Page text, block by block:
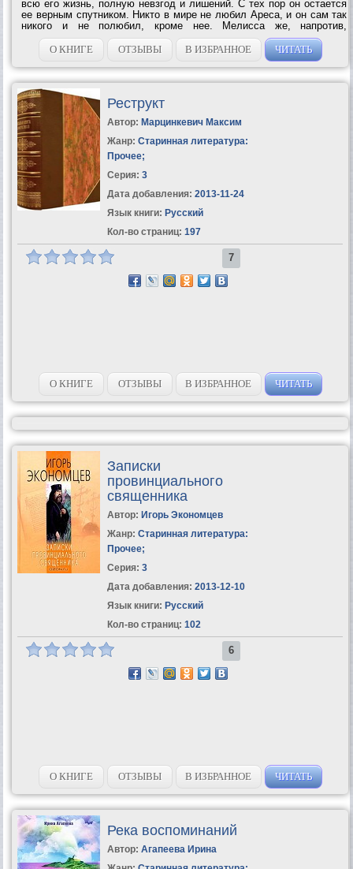
всю его жизнь, полную невзгод и лишений. С тех пор он остается
ее верным спутником. Никто в мире не любил Ареса, и он сам так
никого и не полюбил, кроме нее. Мелисса же, напротив,
стремиться помочь всем, она не может посвятить свою жизнь
только одному человеку....
О КНИГЕ ОТЗЫВЫ В ИЗБРАННОЕ ЧИТАТЬ
Реструкт
Автор: Марцинкевич Максим
Жанр: Старинная литература:
Прочее;
Серия: 3
Дата добавления: 2013-11-24
Язык книги: Русский
Кол-во страниц: 197
7
О КНИГЕ ОТЗЫВЫ В ИЗБРАННОЕ ЧИТАТЬ
Записки
провинциального
священника
Автор: Игорь Экономцев
Жанр: Старинная литература:
Прочее;
Серия: 3
Дата добавления: 2013-12-10
Язык книги: Русский
Кол-во страниц: 102
6
О КНИГЕ ОТЗЫВЫ В ИЗБРАННОЕ ЧИТАТЬ
Река воспоминаний
Автор: Агапеева Ирина